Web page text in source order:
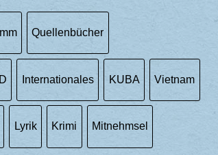
Quellenbücher
Internationales KUBA Vietnam
Lyrik Krimi Mitnehmsel